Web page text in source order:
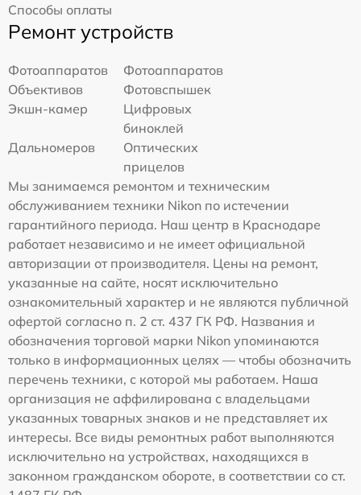
Способы оплаты
Ремонт устройств
Фотоаппаратов
Фотоаппаратов
Объективов
Фотовспышек
Экшн-камер
Цифровых
биноклей
Дальномеров
Оптических
прицелов
Мы занимаемся ремонтом и техническим
обслуживанием техники Nikon по истечении
гарантийного периода. Наш центр в Краснодаре
работает независимо и не имеет официальной
авторизации от производителя. Цены на ремонт,
указанные на сайте, носят исключительно
ознакомительный характер и не являются публичной
офертой согласно п. 2 ст. 437 ГК РФ. Названия и
обозначения торговой марки Nikon упоминаются
только в информационных целях — чтобы обозначить
перечень техники, с которой мы работаем. Наша
организация не аффилирована с владельцами
указанных товарных знаков и не представляет их
интересы. Все виды ремонтных работ выполняются
исключительно на устройствах, находящихся в
законном гражданском обороте, в соответствии со ст.